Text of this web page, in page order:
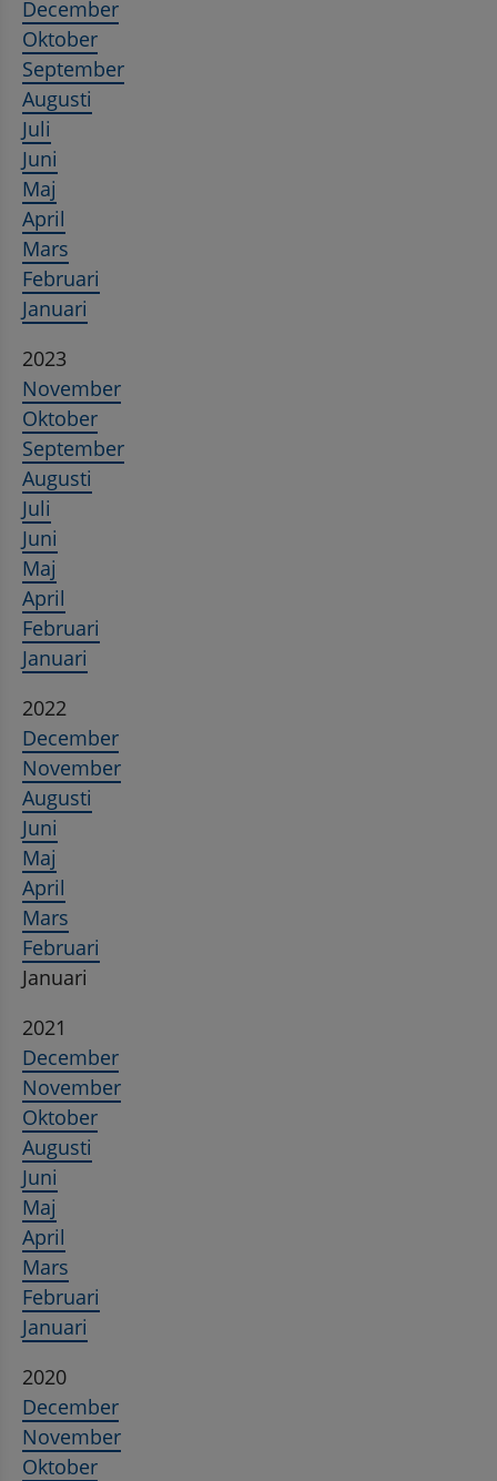
December
Oktober
September
Augusti
Juli
Juni
Maj
April
Mars
Februari
Januari
2023
November
Oktober
September
Augusti
Juli
Juni
Maj
April
Februari
Januari
2022
December
November
Augusti
Juni
Maj
April
Mars
Februari
Januari
2021
December
November
Oktober
Augusti
Juni
Maj
April
Mars
Februari
Januari
2020
December
November
Oktober